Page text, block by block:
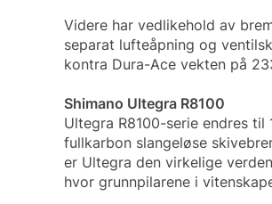
Videre har vedlikehold av
separat lufteåpning og
kontra Dura-Ace vekten på
Shimano Ultegra R8100
Ultegra R8100-serie endres
fullkarbon slangeløse
er Ultegra den virkelige
hvor grunnpilarene i